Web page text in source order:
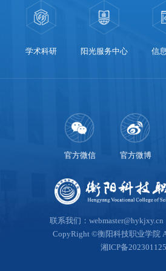
学术科研 阳光服务中心 信
联系我们：
CopyRight ©衡阳科技职业学院
湘ICP备
官方微信 官方微博